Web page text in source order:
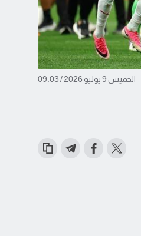
الخميس 9 يوليو 2026 / 09:03